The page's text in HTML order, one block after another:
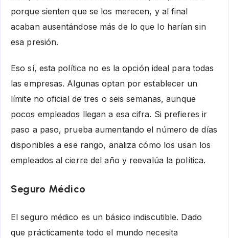
porque sienten que se los merecen, y al final
acaban ausentándose más de lo que lo harían sin
esa presión.
Eso sí, esta política no es la opción ideal para todas
las empresas. Algunas optan por establecer un
límite no oficial de tres o seis semanas, aunque
pocos empleados llegan a esa cifra. Si prefieres ir
paso a paso, prueba aumentando el número de días
disponibles a ese rango, analiza cómo los usan los
empleados al cierre del año y reevalúa la política.
Seguro Médico
El seguro médico es un básico indiscutible. Dado
que prácticamente todo el mundo necesita